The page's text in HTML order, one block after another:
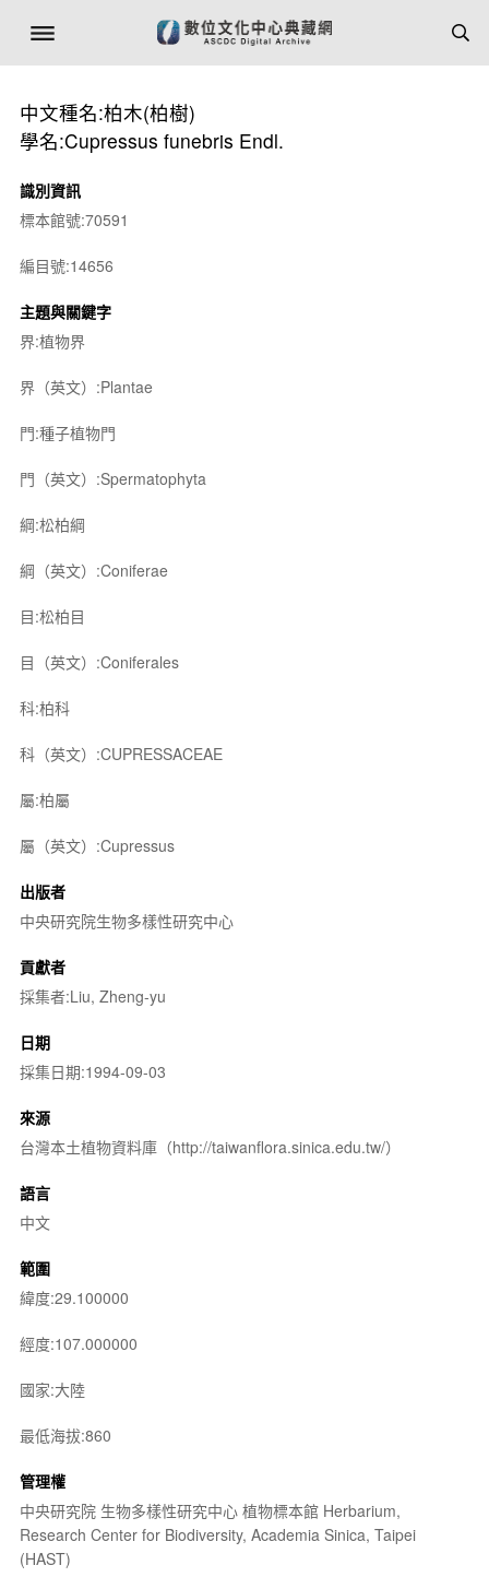
中文種名:柏木(柏樹)
學名:Cupressus funebris Endl.
識別資訊
標本館號:70591
編目號:14656
主題與關鍵字
界:植物界
界（英文）:Plantae
門:種子植物門
門（英文）:Spermatophyta
綱:松柏綱
綱（英文）:Coniferae
目:松柏目
目（英文）:Coniferales
科:柏科
科（英文）:CUPRESSACEAE
屬:柏屬
屬（英文）:Cupressus
出版者
中央研究院生物多樣性研究中心
貢獻者
採集者:Liu, Zheng-yu
日期
採集日期:1994-09-03
來源
台灣本土植物資料庫（http://taiwanflora.sinica.edu.tw/）
語言
中文
範圍
緯度:29.100000
經度:107.000000
國家:大陸
最低海拔:860
管理權
中央研究院 生物多樣性研究中心 植物標本館 Herbarium,
Research Center for Biodiversity, Academia Sinica, Taipei
(HAST)